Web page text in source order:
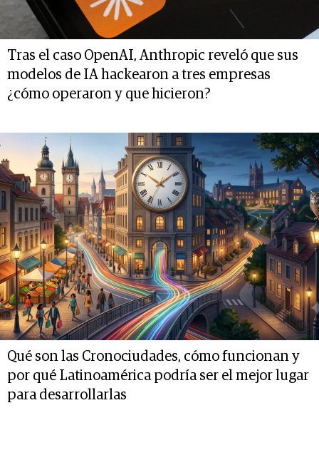
Tras el caso OpenAI, Anthropic reveló que sus
modelos de IA hackearon a tres empresas
¿cómo operaron y que hicieron?
Qué son las Cronociudades, cómo funcionan y
por qué Latinoamérica podría ser el mejor lugar
para desarrollarlas